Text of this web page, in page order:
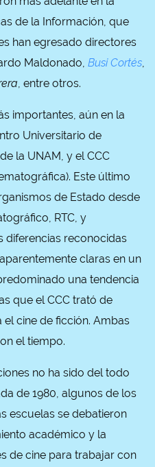
de la Información, que
han egresado directores
Maldonado, Busi Cortés,
, entre otros.
importantes, aún en la
Universitario de
la UNAM, y el CCC
Este último
de Estado desde
RTC, y
diferencias reconocidas
claras en un
una tendencia
que el CCC trató de
cine de ficción. Ambas
el tiempo.
no ha sido del todo
de 1980, algunos de los
escuelas se debatieron
académico y la
de cine para trabajar con